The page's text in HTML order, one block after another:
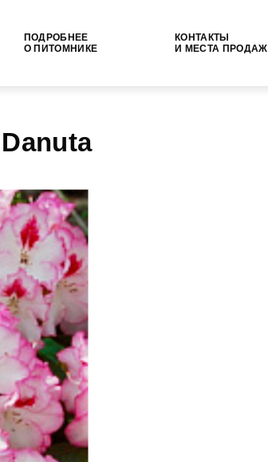
ПОДРОБНЕЕ
О ПИТОМНИКЕ
КОНТАКТЫ
И МЕСТА ПРОДАЖ